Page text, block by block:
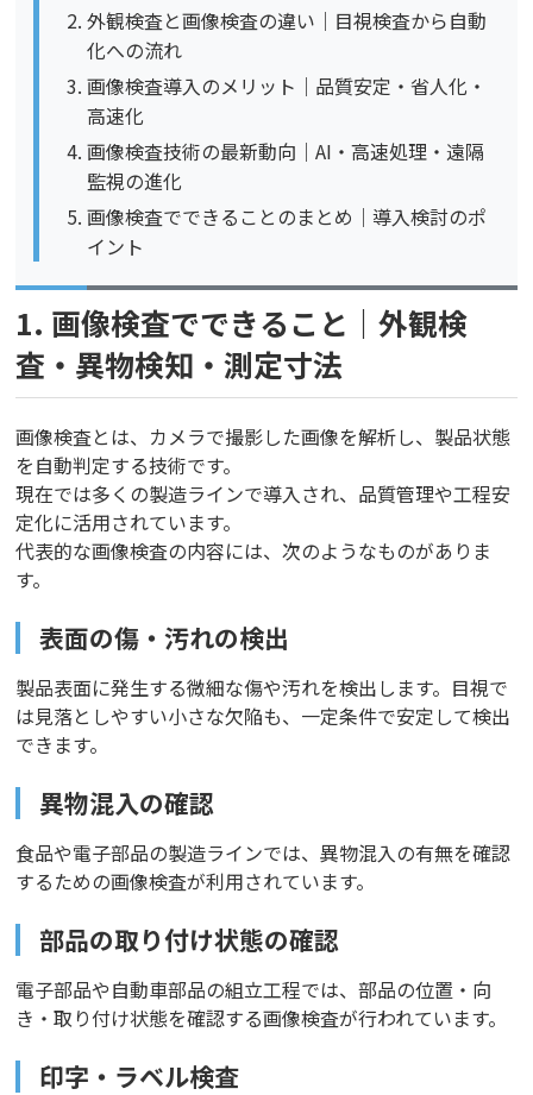
外観検査と画像検査の違い｜目視検査から自動
化への流れ
画像検査導入のメリット｜品質安定・省人化・
高速化
画像検査技術の最新動向｜AI・高速処理・遠隔
監視の進化
画像検査でできることのまとめ｜導入検討のポ
イント
1. 画像検査でできること｜外観検
査・異物検知・測定寸法
画像検査とは、カメラで撮影した画像を解析し、製品状態
を自動判定する技術です。
現在では多くの製造ラインで導入され、品質管理や工程安
定化に活用されています。
代表的な画像検査の内容には、次のようなものがありま
す。
表面の傷・汚れの検出
製品表面に発生する微細な傷や汚れを検出します。目視で
は見落としやすい小さな欠陥も、一定条件で安定して検出
できます。
異物混入の確認
食品や電子部品の製造ラインでは、異物混入の有無を確認
するための画像検査が利用されています。
部品の取り付け状態の確認
電子部品や自動車部品の組立工程では、部品の位置・向
き・取り付け状態を確認する画像検査が行われています。
印字・ラベル検査